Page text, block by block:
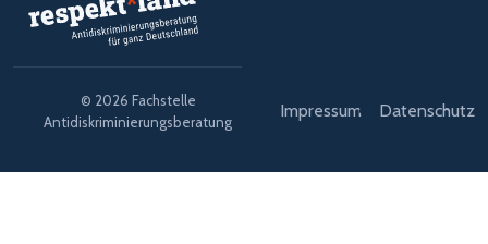
© 2026 Fachstelle
Antidiskriminierungsberatung
Impressum Datenschutz